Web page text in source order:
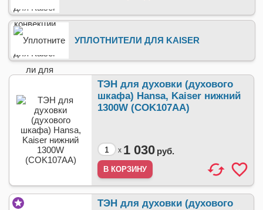
УПЛОТНИТЕЛИ ДЛЯ KAISER
ТЭН для духовки (духового
шкафа) Hansa, Kaiser нижний
1300W (COK107AA)
x 1 030 руб.
ТЭН для духовки (духового